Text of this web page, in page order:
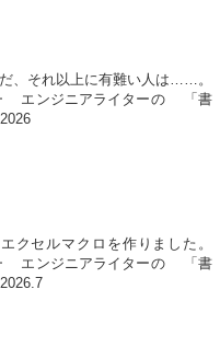
、それ以上に有難い人は……。
ニアライターの 「書
クセルマクロを作りました。
ニアライターの 「書